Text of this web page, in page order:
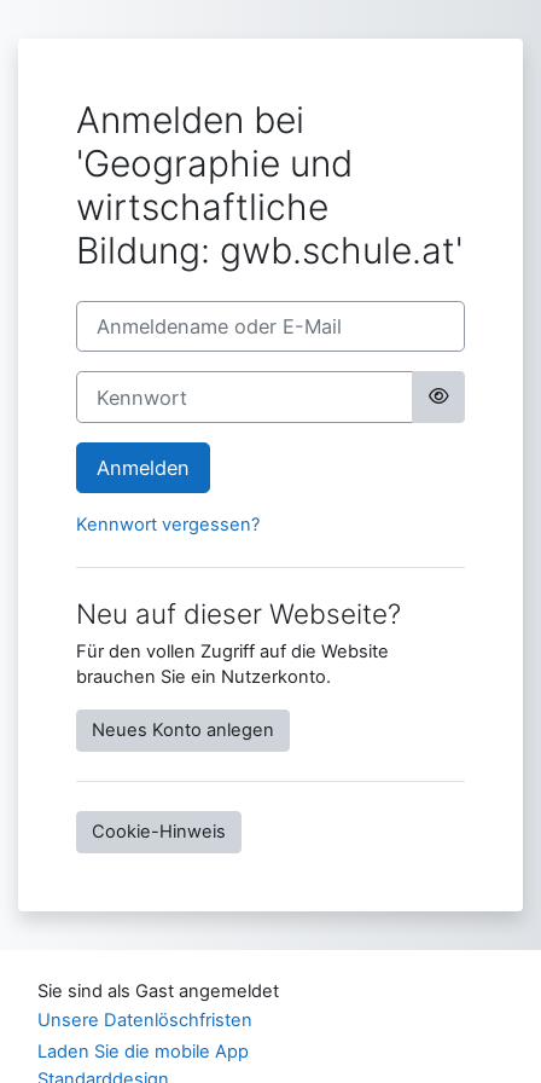
Anmelden bei
'Geographie und
wirtschaftliche
Bildung: gwb.schule.at'
Anmeldename oder E-Mail
Kennwort
Anmelden
Kennwort vergessen?
Neu auf dieser Webseite?
Für den vollen Zugriff auf die Website
brauchen Sie ein Nutzerkonto.
Neues Konto anlegen
Cookie-Hinweis
Sie sind als Gast angemeldet
Unsere Datenlöschfristen
Laden Sie die mobile App